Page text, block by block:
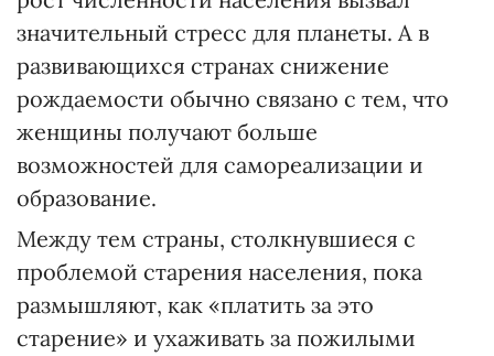
значительный стресс для планеты. А в
развивающихся странах снижение
рождаемости обычно связано с тем, что
женщины получают больше
возможностей для самореализации и
образование.
Между тем страны, столкнувшиеся с
проблемой старения населения, пока
размышляют, как «платить за это
старение» и ухаживать за пожилыми